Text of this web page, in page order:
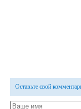
Оставьте свой